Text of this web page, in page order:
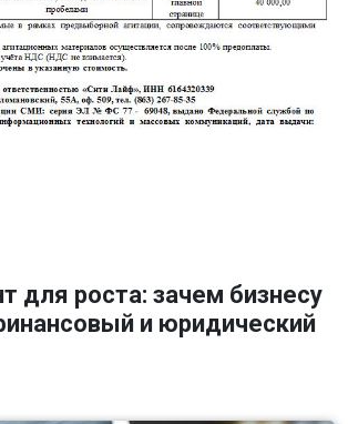
для роста: зачем бизнесу
и юридический